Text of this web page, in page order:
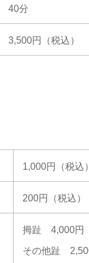
40分
3,500円（税込）
1,000円（税込）
200円（税込）
拇趾 4,000円
その他趾